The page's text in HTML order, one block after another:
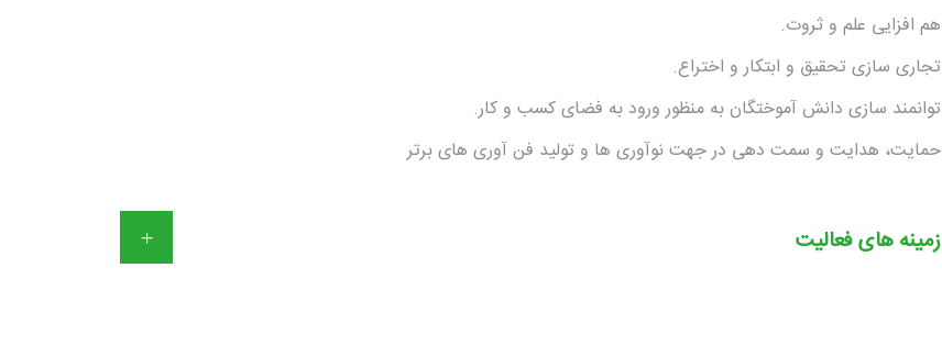
هم افزایی علم و ثروت.
تجاری سازی تحقیق و ابتکار و اختراع.
توانمند سازی دانش آموختگان به منظور ورود به فضای کسب و کار.
حمایت، هدایت و سمت دهی در جهت نوآوری ها و تولید فن آوری های برتر
زمینه های فعالیت